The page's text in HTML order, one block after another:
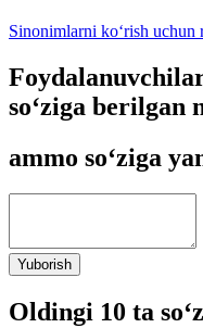
Sinonimlarni ko‘rish uchun
so‘ziga berilgan
ammo so‘ziga
Yuborish
Oldingi 10 ta so‘z